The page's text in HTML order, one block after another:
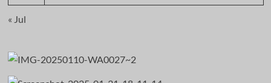
« Jul